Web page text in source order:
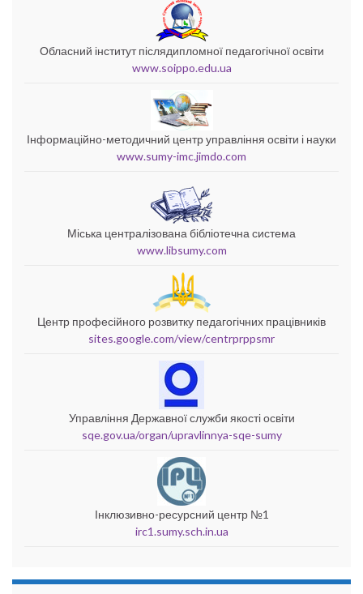
Обласний інститут післядипломної педагогічної освіти
www.soippo.edu.ua
Інформаційно-методичний центр управління освіти і науки
www.sumy-imc.jimdo.com
Міська централізована бібліотечна система
www.libsumy.com
Центр професійного розвитку педагогічних працівників
sites.google.com/view/centrprppsmr
Управління Державної служби якості освіти
sqe.gov.ua/organ/upravlinnya-sqe-sumy
Інклюзивно-ресурсний центр №1
irc1.sumy.sch.in.ua